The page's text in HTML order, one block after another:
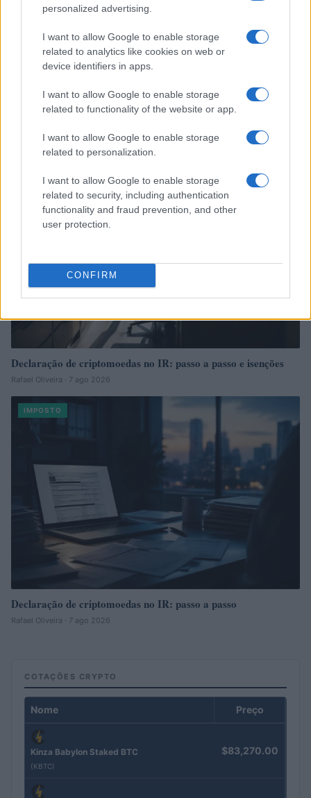
personalized advertising.
I want to allow Google to enable storage
related to analytics like cookies on web or
device identifiers in apps.
I want to allow Google to enable storage
related to functionality of the website or app.
I want to allow Google to enable storage
related to personalization.
I want to allow Google to enable storage
related to security, including authentication
functionality and fraud prevention, and other
user protection.
CONFIRM
Estratégias para otimizar a tributação de investimentos em
Bruno Costa · 9 ago 2026
Declaração de criptomoedas no IR: passo a passo e isenções
Rafael Oliveira · 7 ago 2026
IMPOSTO
Declaração de criptomoedas no IR: passo a passo
Rafael Oliveira · 7 ago 2026
COTAÇÕES CRYPTO
Nome Preço
Kinza Babylon Staked BTC
(KBTC)
$83,270.00